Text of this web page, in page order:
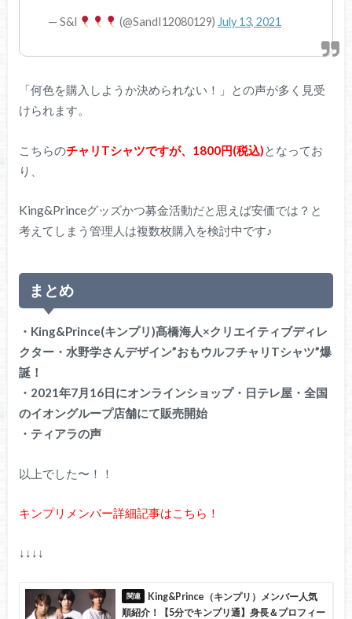
— S&I (@SandI12080129)July 13, 2021
「何色を購入しようか決められない！」との声が多く見受
けられます。
こちらのチャリTシャツですが、1800円(税込)となってお
り、
King&Princeグッズかつ募金活動だと思えば安価では？と
考えてしまう管理人は複数枚購入を検討中です♪
まとめ
・King&Prince(キンプリ)髙橋海人×クリエイティブディレ
クター・水野学さんデザイン”おもウルフチャリTシャツ”爆
誕！
・2021年7月16日にオンラインショップ・日テレ屋・全国
のイオングループ店舗にて販売開始
・ティアラの声
以上でした〜！！
キンプリメンバー詳細記事はこちら！
↓↓↓↓
King&Prince（キンプリ）メンバー人気
順紹介！【5分でキンプリ通】身長＆プロフィー